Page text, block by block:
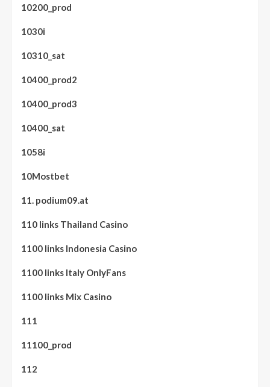
10200_prod
1030i
10310_sat
10400_prod2
10400_prod3
10400_sat
1058i
10Mostbet
11. podium09.at
110 links Thailand Casino
1100 links Indonesia Casino
1100 links Italy OnlyFans
1100 links Mix Casino
111
11100_prod
112